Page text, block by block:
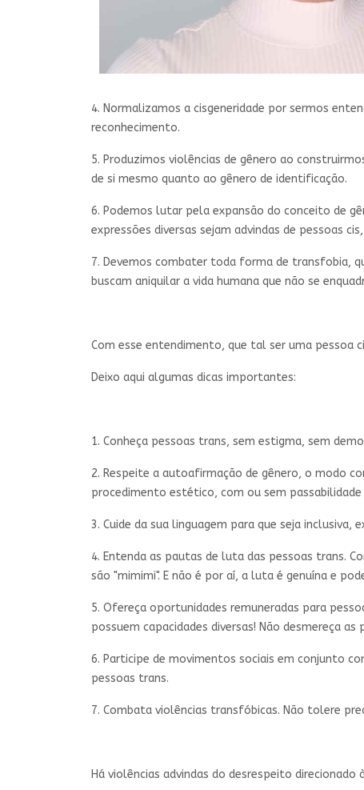
4. Normalizamos a cisgeneridade por sermos
reconhecimento.
5. Produzimos violências de gênero ao
de si mesmo quanto ao gênero de identificação.
6. Podemos lutar pela expansão do conceito de
expressões diversas sejam advindas de pessoas
7. Devemos combater toda forma de transfobia,
buscam aniquilar a vida humana que não se
Com esse entendimento, que tal ser uma pessoa
Deixo aqui algumas dicas importantes:
1. Conheça pessoas trans, sem estigma, sem
2. Respeite a autoafirmação de gênero, o modo
procedimento estético, com ou sem
3. Cuide da sua linguagem para que seja inclusiva,
4. Entenda as pautas de luta das pessoas trans.
são "mimimi". E não é por aí, a luta é genuína e
5. Ofereça oportunidades remuneradas para
possuem capacidades diversas! Não desmereça as
6. Participe de movimentos sociais em conjunto
pessoas trans.
7. Combata violências transfóbicas. Não tolere
Há violências advindas do desrespeito direcionado